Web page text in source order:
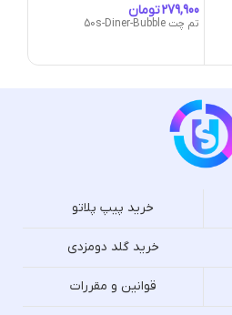
تومان
تم چت 50s-Diner-Bubble
خرید پیپ پلاتو
خرید گلد دومزدی
قوانین و مقررات